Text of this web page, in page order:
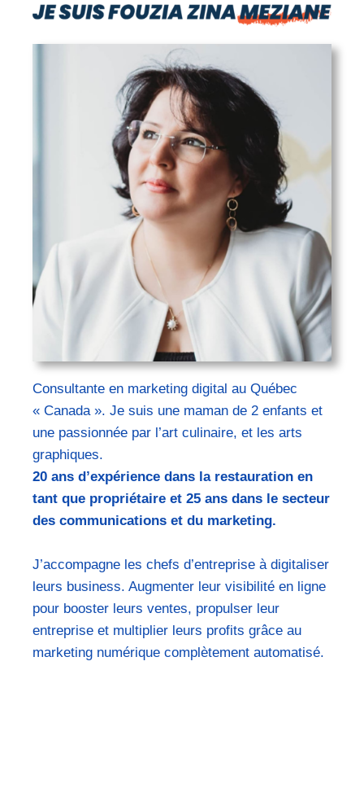
Consultante en marketing digital au Québec
« Canada ». Je suis une maman de 2 enfants et
une passionnée par l’art culinaire, et les arts
graphiques.
20 ans d’expérience dans la restauration en
tant que propriétaire et 25 ans dans le secteur
des communications et du marketing.
J’accompagne les chefs d’entreprise à digitaliser
leurs business. Augmenter leur visibilité en ligne
pour booster leurs ventes, propulser leur
entreprise et multiplier leurs profits grâce au
marketing numérique complètement automatisé.